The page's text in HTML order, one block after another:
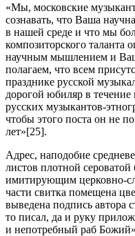
«Мы, московские
сознавать, что Ваша
в нашей среде и что мы
композиторского
научным мышлением и
полагаем, что всем
празднике русской
дорогой юбиляр в
русских музыкантов-
чтобы этого поста он не
лет»[25].
Адрес, наподобие
листов плотной
имитирующим церковно-
части свитка помещена
выведена подпись автора
то писал, да и руку
и непотребный раб